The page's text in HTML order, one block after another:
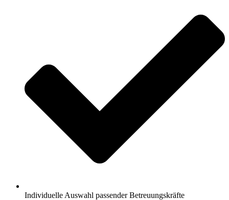
Individuelle Auswahl passender Betreuungskräfte